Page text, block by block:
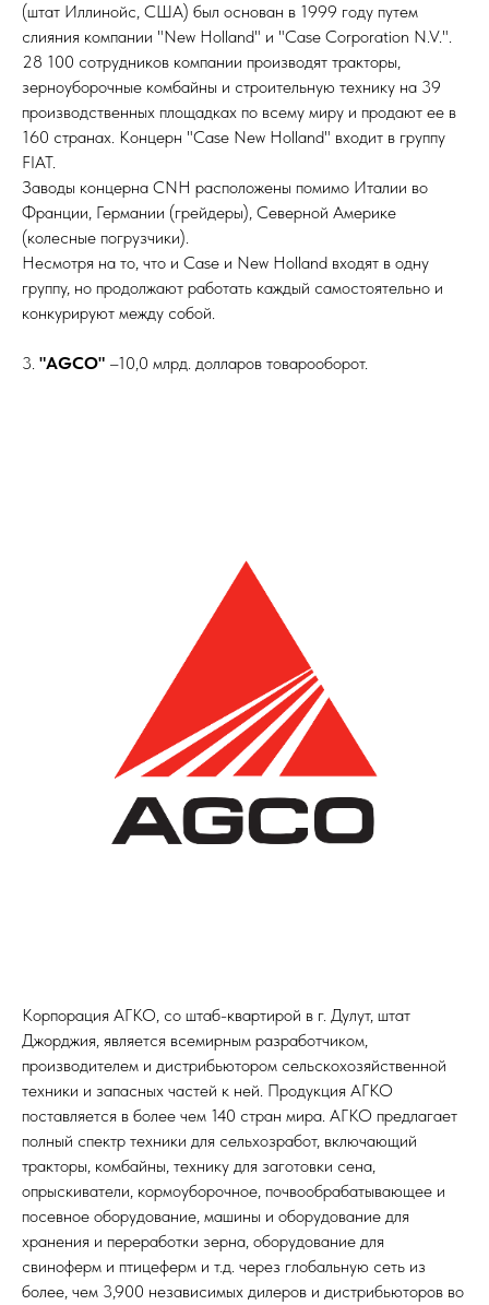
(штат Иллинойс, США) был основан в 1999 году путем
слияния компании "New Holland" и "Case Corporation N.V.".
28 100 сотрудников компании производят тракторы,
зерноуборочные комбайны и строительную технику на 39
производственных площадках по всему миру и продают ее в
160 странах. Концерн "Case New Holland" входит в группу
FIAT.
Заводы концерна CNH расположены по­мимо Италии во
Франции, Германии (грейдеры), Северной Америке
(колесные погрузчики).
Несмотря на то, что и Case и New Holland входят в одну
группу, но продолжают работать каждый самостоятельно и
конкурируют между собой.
3. "AGCO" –10,0 млрд. долларов товарооборот.
Корпорация АГКО, со штаб-квартирой в г. Дулут, штат
Джорджия, является всемирным разработчиком,
производителем и дистрибьютором сельскохозяйственной
техники и запасных частей к ней. Продукция АГКО
поставляется в более чем 140 стран мира. АГКО предлагает
полный спектр техники для сельхозработ, включающий
тракторы, комбайны, технику для заготовки сена,
опрыскиватели, кормоуборочное, почвообрабатывающее и
посевное оборудование, машины и оборудование для
хранения и переработки зерна, оборудование для
свиноферм и птицеферм и т.д. через глобальную сеть из
более, чем 3,900 независимых дилеров и дистрибьюторов во